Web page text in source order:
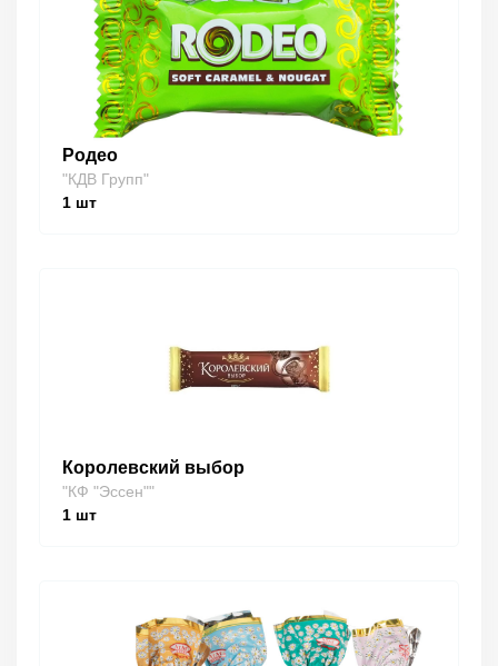
Родео
"КДВ Групп"
1 шт
Королевский выбор
"КФ "Эссен""
1 шт